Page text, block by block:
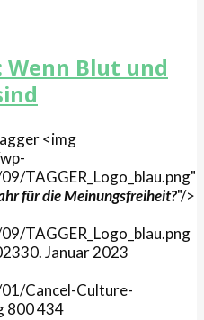
Blut und
<img
TAGGER_Logo_blau.png"
für die Meinungsfreiheit?"/>
TAGGER_Logo_blau.png
30. Januar 2023
Cancel-Culture-
800434